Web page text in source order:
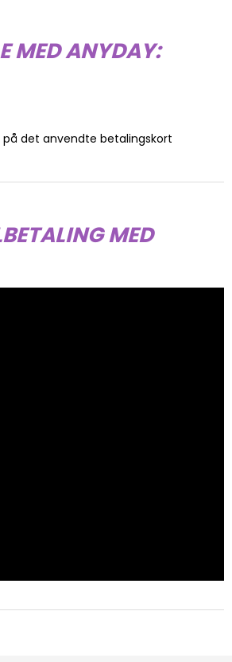
MED ANYDAY:
på det anvendte betalingskort
MED